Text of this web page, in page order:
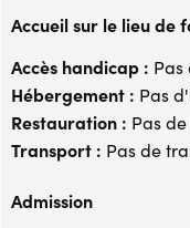
Accueil sur le lieu de
Accès handicap :
Hébergement : Pas
Restauration : Pas
Transport : Pas de
Admission